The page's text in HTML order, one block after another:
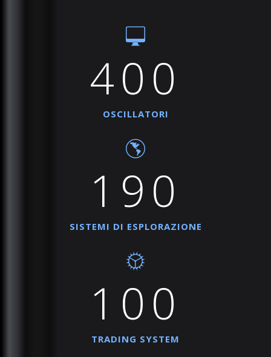
400
OSCILLATORI
190
SISTEMI DI ESPLORAZIONE
100
TRADING SYSTEM